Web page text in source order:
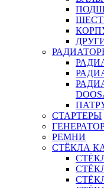
СТАРТЕРЫ
РЕМНИ
СТЁКЛА